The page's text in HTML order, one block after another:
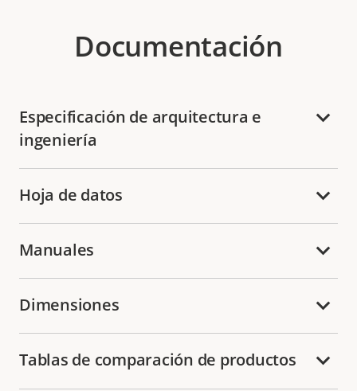
Documentación
Especificación de arquitectura e
ingeniería
Hoja de datos
Manuales
Dimensiones
Tablas de comparación de productos